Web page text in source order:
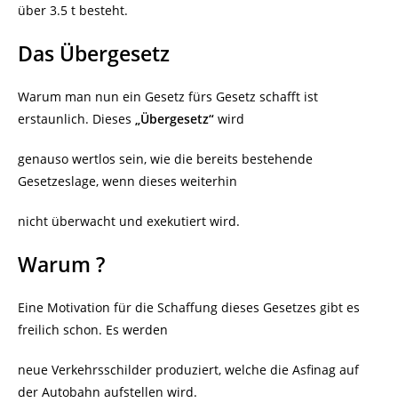
über 3.5 t besteht.
Das Übergesetz
Warum man nun ein Gesetz fürs Gesetz schafft ist
erstaunlich. Dieses
„Übergesetz“ wird
genauso wertlos sein, wie die bereits bestehende
Gesetzeslage, wenn dieses weiterhin
nicht überwacht und exekutiert wird.
Warum ?
Eine Motivation für die Schaffung dieses Gesetzes gibt es
freilich schon. Es werden
neue Verkehrsschilder produziert, welche die Asfinag auf
der Autobahn aufstellen wird.